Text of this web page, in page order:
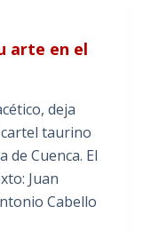
arte en el
deja
taurino
de Cuenca. El
Juan
Cabello